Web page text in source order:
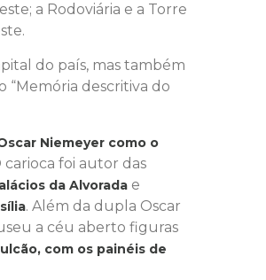
a Rodoviária e a Torre
do país, mas também
“Memória descritiva do
Niemeyer como o
carioca foi autor das
da Alvorada e
. Além da dupla Oscar
a céu aberto figuras
com os painéis de